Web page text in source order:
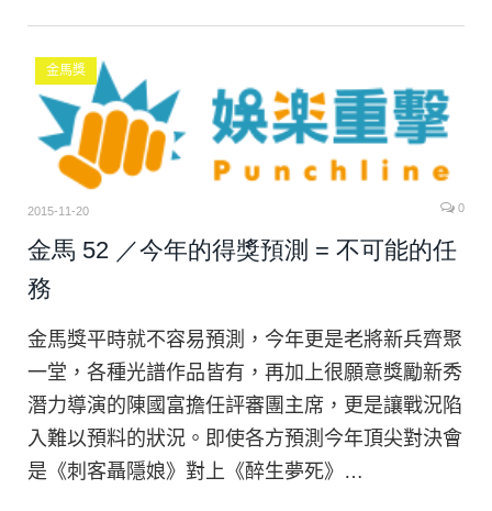
金馬獎
2015-11-20 0
金馬 52 ／今年的得獎預測 = 不可能的任
務
金馬獎平時就不容易預測，今年更是老將新兵齊聚
一堂，各種光譜作品皆有，再加上很願意獎勵新秀
潛力導演的陳國富擔任評審團主席，更是讓戰況陷
入難以預料的狀況。即使各方預測今年頂尖對決會
是《刺客聶隱娘》對上《醉生夢死》…